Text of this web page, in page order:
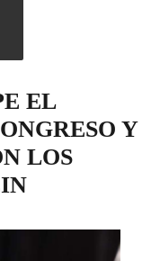
EL
Y
LOS